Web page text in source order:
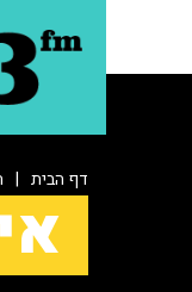
דף הבית |